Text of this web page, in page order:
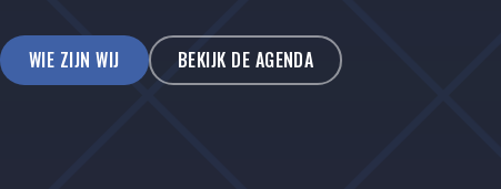
WIE ZIJN WIJ BEKIJK DE AGENDA